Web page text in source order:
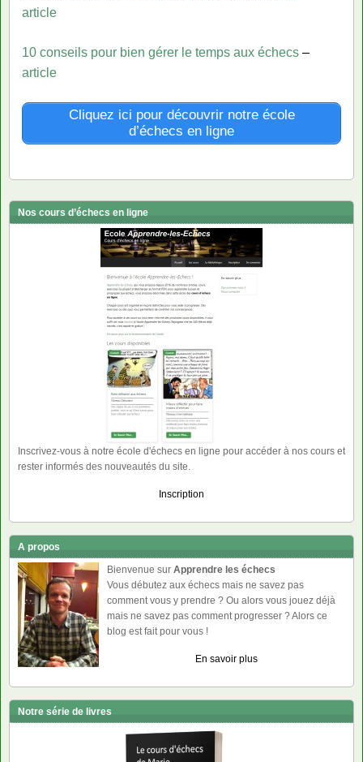
article
10 conseils pour bien gérer le temps aux échecs –
article
Cliquez ici pour découvrir notre école
d’échecs en ligne
Nos cours d’échecs en ligne
Inscrivez-vous à notre école d'échecs en ligne pour accéder à nos cours et
rester informés des nouveautés du site.
Inscription
A propos
Bienvenue sur Apprendre les échecs
Vous débutez aux échecs mais ne savez pas
comment vous y prendre ? Ou alors vous jouez déjà
mais ne savez pas comment progresser ? Alors ce
blog est fait pour vous !
En savoir plus
Notre série de livres